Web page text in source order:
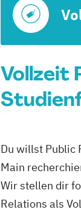
Vollzeit
Du willst Public
Main
Wir stellen dir
Relations als